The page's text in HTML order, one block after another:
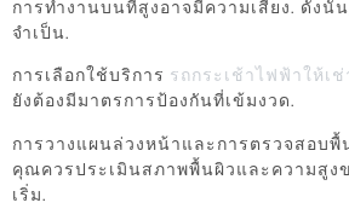
การทำงานบนที่สูงอาจมีความเสี่ยง. ดังนั้
จำเป็น.
การเลือกใช้บริการ รถกระเช้าไฟฟ้าให้เช่
ยังต้องมีมาตรการป้องกันที่เข้มงวด.
การวางแผนล่วงหน้าและการตรวจสอบ
คุณควรประเมินสภาพพื้นผิวและความสูง
เริ่ม.